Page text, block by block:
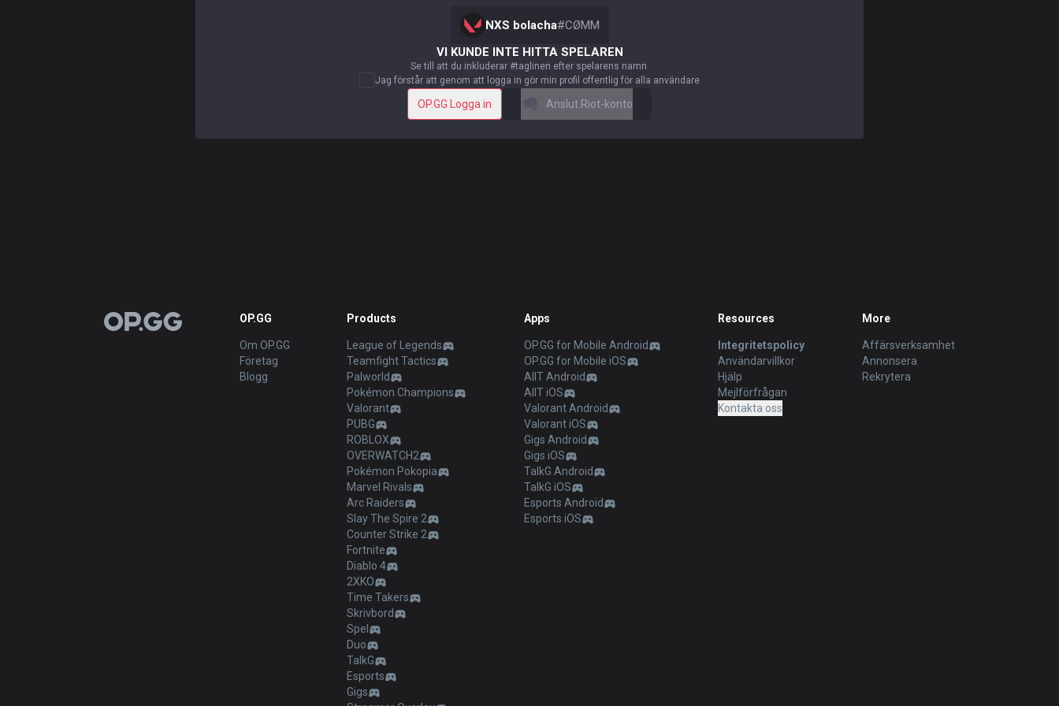
NXS bolacha#CØMM
VI KUNDE INTE HITTA SPELAREN
Se till att du inkluderar #taglinen efter spelarens namn.
Jag förstår att genom att logga in gör min profil offentlig för alla användare
OP.GG Logga in Anslut Riot-konto
OP.GG OP.GG
Om OP.GG
Företag
Blogg
Products
League of Legends
Teamfight Tactics
Palworld
Pokémon Champions
Valorant
PUBG
ROBLOX
OVERWATCH2
Pokémon Pokopia
Marvel Rivals
Arc Raiders
Slay The Spire 2
Counter Strike 2
Fortnite
Diablo 4
2XKO
Time Takers
Skrivbord
Spel
Duo
TalkG
Esports
Gigs
Apps
OP.GG for Mobile Android
OP.GG for Mobile iOS
AllT Android
AllT iOS
Valorant Android
Valorant iOS
Gigs Android
Gigs iOS
TalkG Android
TalkG iOS
Esports Android
Esports iOS
Resources
Integritetspolicy
Användarvillkor
Hjälp
Mejlförfrågan
Kontakta oss
More
Affärsverksamhet
Annonsera
Rekrytera